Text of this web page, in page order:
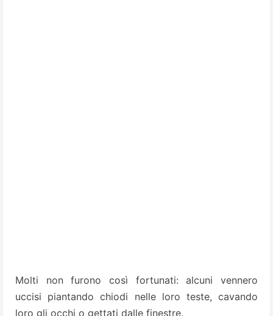
Molti non furono così fortunati: alcuni vennero
uccisi piantando chiodi nelle loro teste, cavando
loro gli occhi o gettati dalle finestre.